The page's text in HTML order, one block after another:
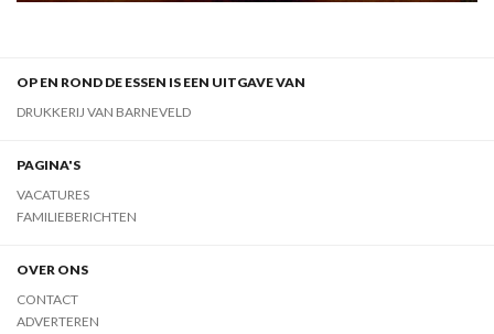
OP EN ROND DE ESSEN IS EEN UITGAVE VAN
DRUKKERIJ VAN BARNEVELD
PAGINA'S
VACATURES
FAMILIEBERICHTEN
OVER ONS
CONTACT
ADVERTEREN